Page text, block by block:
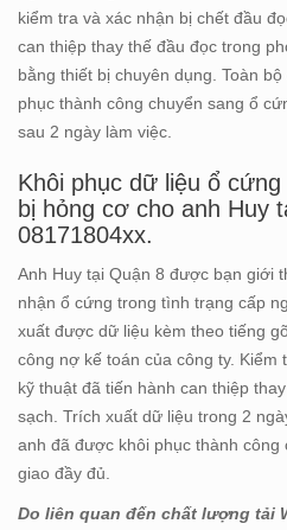
kiểm tra và xác nhận bị chết đầu
can thiệp thay thế đầu đọc trong
bằng thiết bị chuyên dụng. Toàn
phục thành công chuyển sang ổ
sau 2 ngày làm việc.
Khôi phục dữ liệu ổ
bị hỏng cơ cho anh Huy
08171804xx.
Anh Huy tại Quận 8 được bạn giới
nhận ổ cứng trong tình trạng cấp
xuất được dữ liệu kèm theo tiếng
công nợ kế toán của công ty. Kiểm
kỹ thuật đã tiến hành can thiệp
sạch. Trích xuất dữ liệu trong 2
anh đã được khôi phục thành
giao đầy đủ.
Do liên quan đến chất lượng tải